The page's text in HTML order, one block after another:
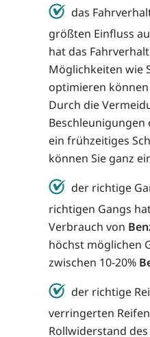
das
größten Einfluss
hat das
Möglichkeiten wie
optimieren
Durch die
ein frühzeitiges
können Sie ganz
der richtige
richtigen Gangs
Verbrauch von
höchst möglichen
zwischen 10-20%
der richtige
verringerten
Rollwiderstand